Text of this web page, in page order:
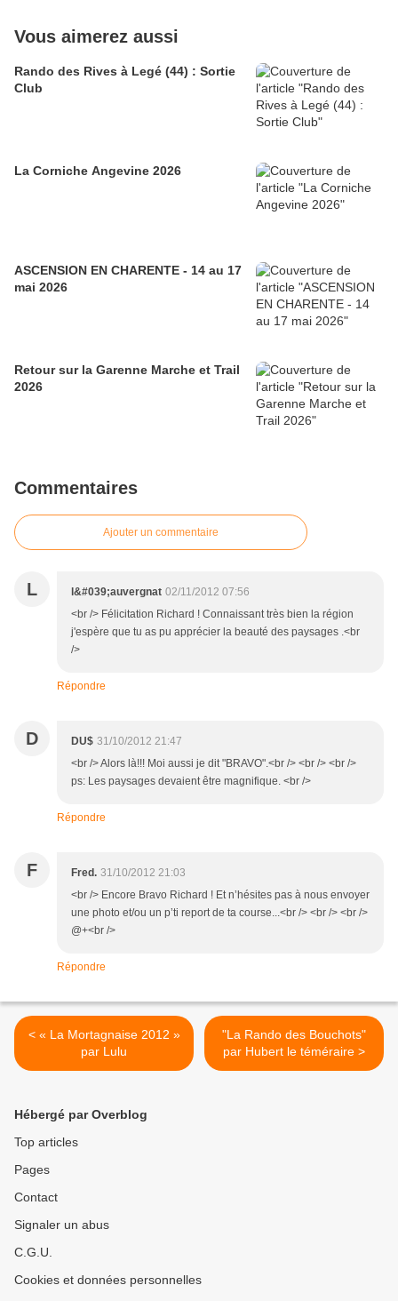
Vous aimerez aussi
Rando des Rives à Legé (44) : Sortie
Club
La Corniche Angevine 2026
ASCENSION EN CHARENTE - 14 au 17
mai 2026
Retour sur la Garenne Marche et Trail
2026
Commentaires
Ajouter un commentaire
L l&#039;auvergnat 02/11/2012 07:56
<br /> Félicitation Richard ! Connaissant très bien la région
j'espère que tu as pu apprécier la beauté des paysages .<br
/>
Répondre
D DU$ 31/10/2012 21:47
<br /> Alors là!!! Moi aussi je dit "BRAVO".<br /> <br /> <br />
ps: Les paysages devaient être magnifique. <br />
Répondre
F Fred. 31/10/2012 21:03
<br /> Encore Bravo Richard ! Et n’hésites pas à nous envoyer
une photo et/ou un p’ti report de ta course...<br /> <br /> <br />
@+<br />
Répondre
< « La Mortagnaise 2012 »
par Lulu
"La Rando des Bouchots"
par Hubert le téméraire >
Hébergé par Overblog
Top articles
Pages
Contact
Signaler un abus
C.G.U.
Cookies et données personnelles